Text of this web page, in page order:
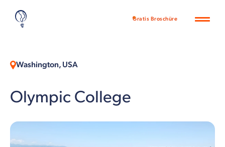
Gratis Broschüre
Washington, USA
Olympic College